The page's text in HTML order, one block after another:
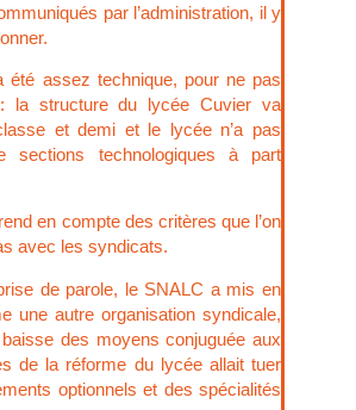
par l’administration, il y
été assez technique, pour ne pas
la structure du lycée Cuvier va
et demi et le lycée n’a pas
sections technologiques à part
en compte des critères que l’on
avec les syndicats.
de parole, le SNALC a mis en
une autre organisation syndicale,
des moyens conjuguée aux
de la réforme du lycée allait tuer
optionnels et des spécialités